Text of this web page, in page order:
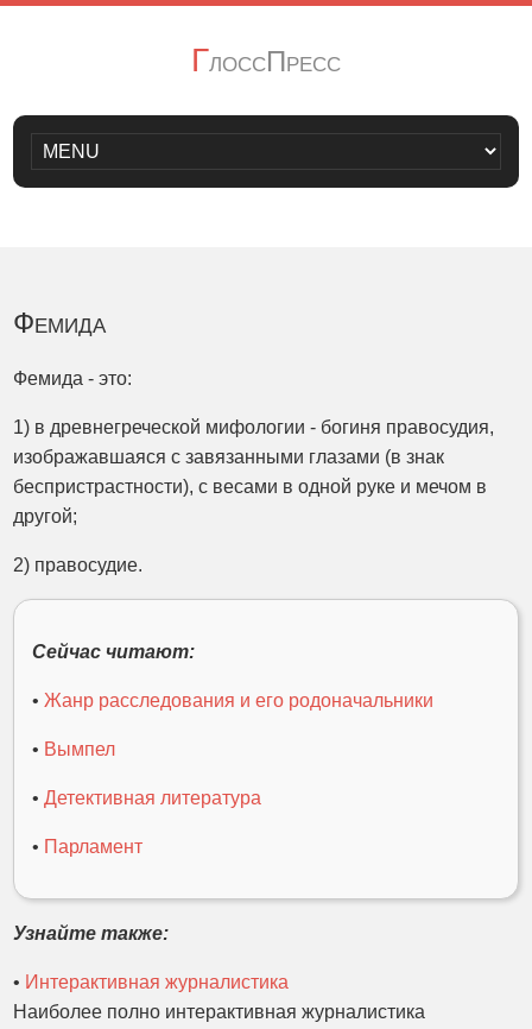
ГлоссПресс
Фемида
Фемида - это:
1) в древнегреческой мифологии - богиня правосудия,
изображавшаяся с завязанными глазами (в знак
беспристрастности), с весами в одной руке и мечом в
другой;
2) правосудие.
Сейчас читают:
• Жанр расследования и его родоначальники
• Вымпел
•Детективная литература
• Парламент
Узнайте также:
• Интерактивная журналистика
Наиболее полно интерактивная журналистика